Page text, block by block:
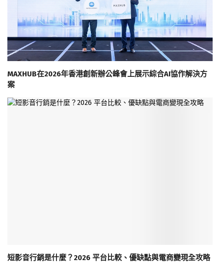
MAXHUB在2026年香港創新辦公峰會上展示綜合AI協作解決方
案
短影音行銷是什麼？2026 平台比較、優缺點與電商變現全攻略